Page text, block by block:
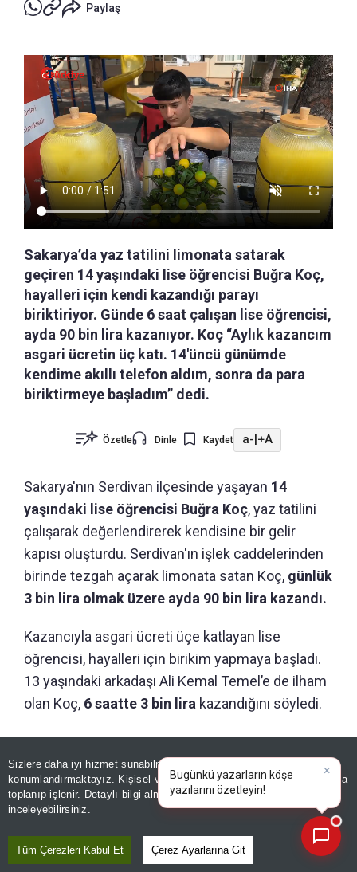
Sizlere daha iyi hizmet sunabilmek adına sitemizde
konumlandırmaktayız. Kişisel verileriniz, KVKK ve GDPR kapsamında
toplanıp işlenir. Detaylı bilgi almak içinAydınlatma Metnimizi
inceleyebilirsiniz.
Tüm Çerezleri Kabul Et Çerez Ayarlarına Git
Paylaş
Sakarya’da yaz tatilini limonata satarak
geçiren 14 yaşındaki lise öğrencisi Buğra Koç,
hayalleri için kendi kazandığı parayı
biriktiriyor. Günde 6 saat çalışan lise öğrencisi,
ayda 90 bin lira kazanıyor. Koç “Aylık kazancım
asgari ücretin üç katı. 14'üncü günümde
kendime akıllı telefon aldım, sonra da para
biriktirmeye başladım” dedi.
Özetle Dinle Kaydet a- +A
Sakarya'nın Serdivan ilçesinde yaşayan 14
yaşındaki lise öğrencisi Buğra Koç, yaz tatilini
çalışarak değerlendirerek kendisine bir gelir
kapısı oluşturdu. Serdivan'ın işlek caddelerinden
birinde tezgah açarak limonata satan Koç, günlük
3 bin lira olmak üzere ayda 90 bin lira kazandı.
Kazancıyla asgari ücreti üçe katlayan lise
öğrencisi, hayalleri için birikim yapmaya başladı.
13 yaşındaki arkadaşı Ali Kemal Temel’e de ilham
olan Koç, 6 saatte 3 bin lira kazandığını söyledi.
B|